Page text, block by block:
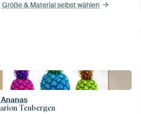
Größe & Material selbst wählen
Tenbergen